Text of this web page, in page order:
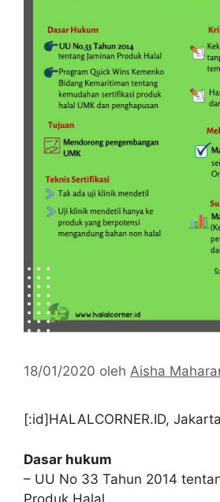
18/01/2020 oleh Aisha
[:id]HALALCORNER.ID,
Dasar hukum
– UU No 33 Tahun 2014
Produk Halal